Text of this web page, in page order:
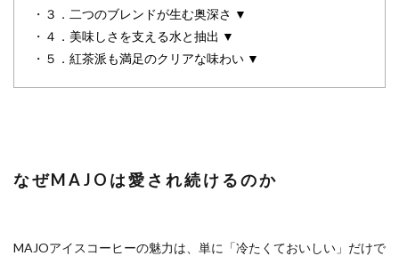
・ ３．二つのブレンドが生む奥深さ ▼
・ ４．美味しさを支える水と抽出 ▼
・ ５．紅茶派も満足のクリアな味わい ▼
なぜMAJOは愛され続けるのか
MAJOアイスコーヒーの魅力は、単に「冷たくておいしい」だけで